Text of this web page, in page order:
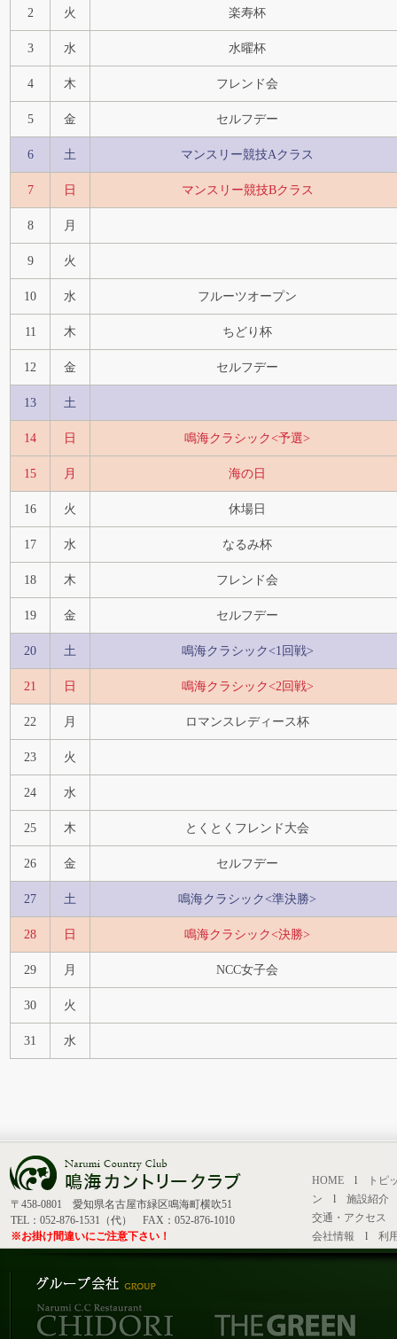
2 火 楽寿杯
3 水 水曜杯
4 木 フレンド会
5 金 セルフデー
6 土 マンスリー競技Aクラス
7 日 マンスリー競技Bクラス
8 月
9 火
10 水 フルーツオープン
11 木 ちどり杯
12 金 セルフデー
13 土
14 日 鳴海クラシック<予選>
15 月 海の日
16 火 休場日
17 水 なるみ杯
18 木 フレンド会
19 金 セルフデー
20 土 鳴海クラシック<1回戦>
21 日 鳴海クラシック<2回戦>
22 月 ロマンスレディース杯
23 火
24 水
25 木 とくとくフレンド大会
26 金 セルフデー
27 土 鳴海クラシック<準決勝>
28 日 鳴海クラシック<決勝>
29 月 NCC女子会
30 火
31 水
〒458-0801 愛知県名古屋市緑区鳴海町横吹51
TEL：052-876-1531（代） FAX：052-876-1010
※お掛け間違いにご注意下さい！
HOME l
トピ
ン l 施設紹介
交通・アクセス
会社情報 l 利